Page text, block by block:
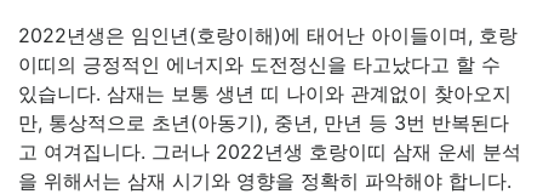
2022년생은 임인년(호랑이해)에 태어난 아이들이며, 호랑
이띠의 긍정적인 에너지와 도전정신을 타고났다고 할 수
있습니다. 삼재는 보통 생년 띠 나이와 관계없이 찾아오지
만, 통상적으로 초년(아동기), 중년, 만년 등 3번 반복된다
고 여겨집니다. 그러나 2022년생 호랑이띠 삼재 운세 분석
을 위해서는 삼재 시기와 영향을 정확히 파악해야 합니다.